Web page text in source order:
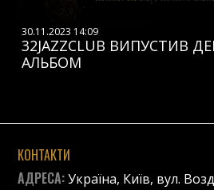
30.11.2023 14:09
32JAZZCLUB ВИПУСТИВ
АЛЬБОМ
КОНТАКТИ
АДРЕСА:Україна, Київ, вул.